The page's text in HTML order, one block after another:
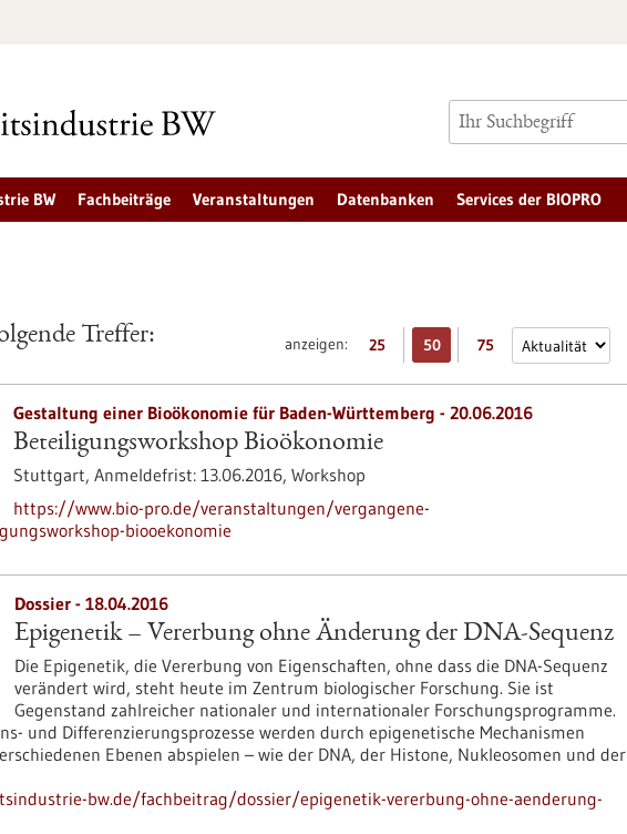
BW Fachbeiträge Veranstaltungen Datenbanken Services der BIOPRO
anzeigen: 25 50 75
Treffer:
Gestaltung einer Bioökonomie für Baden-Württemberg - 20.06.2016
Beteiligungsworkshop Bioökonomie
Stuttgart, Anmeldefrist: 13.06.2016, Workshop
https://www.bio-pro.de/veranstaltungen/vergangene-
biooekonomie
Dossier - 18.04.2016
Epigenetik – Vererbung ohne Änderung der DNA-Sequenz
Die Epigenetik, die Vererbung von Eigenschaften, ohne dass die DNA-Sequenz
verändert wird, steht heute im Zentrum biologischer Forschung. Sie ist
Gegenstand zahlreicher nationaler und internationaler Forschungsprogramme.
und Differenzierungsprozesse werden durch epigenetische Mechanismen
Ebenen abspielen – wie der DNA, der Histone, Nukleosomen und der
bw.de/fachbeitrag/dossier/epigenetik-vererbung-ohne-aenderung-